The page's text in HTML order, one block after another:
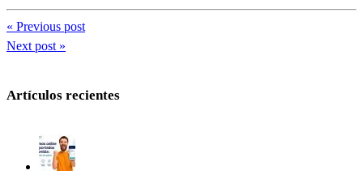
« Previous post
Next post »
Artículos recientes